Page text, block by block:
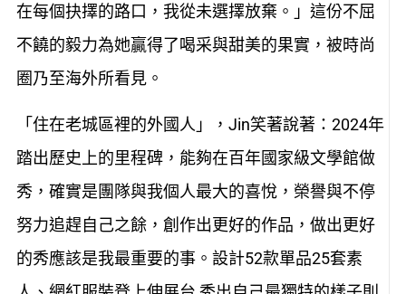
在每個抉擇的路口，我從未選擇放棄。」這份不屈
不饒的毅力為她贏得了喝采與甜美的果實，被時尚
圈乃至海外所看見。
「住在老城區裡的外國人」，Jin笑著說著：2024年
踏出歷史上的里程碑，能夠在百年國家級文學館做
秀，確實是團隊與我個人最大的喜悅，榮譽與不停
努力追趕自己之餘，創作出更好的作品，做出更好
的秀應該是我最重要的事。設計52款單品25套素